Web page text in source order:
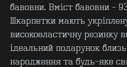
бавовни. Вміст бавовни –
Шкарпетки мають
високоеластичну резинку
ідеальний подарунок
народження та будь-яке
КОНТАКТИ
ВИРОБНИЦТВО - B2B